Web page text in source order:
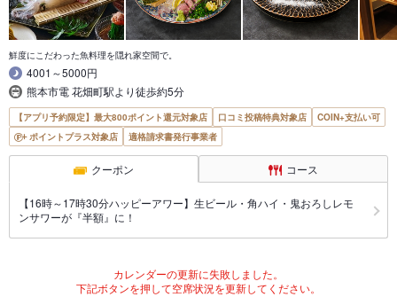
鮮度にこだわった魚料理を隠れ家空間で。
4001～5000円
熊本市電 花畑町駅より徒歩約5分
【アプリ予約限定】最大800ポイント還元対象店 口コミ投稿特典対象店
COIN+支払い可
ポイントプラス対象店
適格請求書発行事業者
クーポン コース
【16時～17時30分ハッピーアワー】生ビール・角ハイ・鬼おろしレモ
ンサワーが『半額』に！
カレンダーの更新に失敗しました。
下記ボタンを押して空席状況を更新してください。